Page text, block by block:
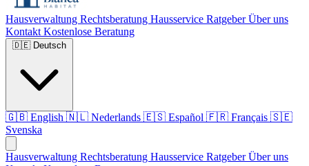
Hausverwaltung Rechtsberatung Hausservice RatgeberÜber uns
Kontakt Kostenlose Beratung
🇩🇪 Deutsch
🇬🇧 English 🇳🇱 Nederlands 🇪🇸 Español 🇫🇷 Français 🇸🇪
Svenska
Hausverwaltung Rechtsberatung Hausservice RatgeberÜber uns